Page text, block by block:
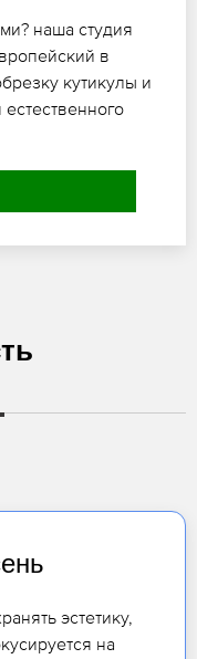
наша студия
в
кутикулы и
эстетику,
на